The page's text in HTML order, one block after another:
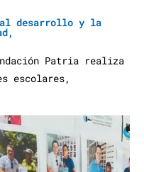
desarrollo y la
Patria realiza
escolares,